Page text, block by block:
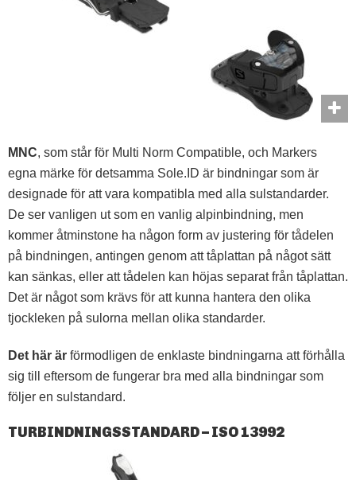
MNC, som står för Multi Norm Compatible, och Markers
egna märke för detsamma Sole.ID är bindningar som är
designade för att vara kompatibla med alla sulstandarder.
De ser vanligen ut som en vanlig alpinbindning, men
kommer åtminstone ha någon form av justering för tådelen
på bindningen, antingen genom att tåplattan på något sätt
kan sänkas, eller att tådelen kan höjas separat från tåplattan.
Det är något som krävs för att kunna hantera den olika
tjockleken på sulorna mellan olika standarder.
Det här är förmodligen de enklaste bindningarna att förhålla
sig till eftersom de fungerar bra med alla bindningar som
följer en sulstandard.
TURBINDNINGSSTANDARD – ISO 13992